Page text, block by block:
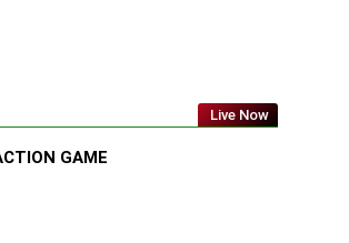
Live Now
GAME